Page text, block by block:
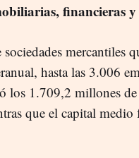
financieras y
mercantiles
hasta las 3.006
los 1.709,2 millones
que el capital